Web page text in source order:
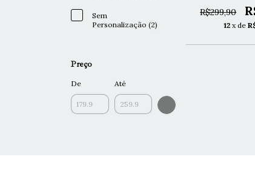
Sem
Personalização (2)
Preço
De Até
R$299,90
12 x de